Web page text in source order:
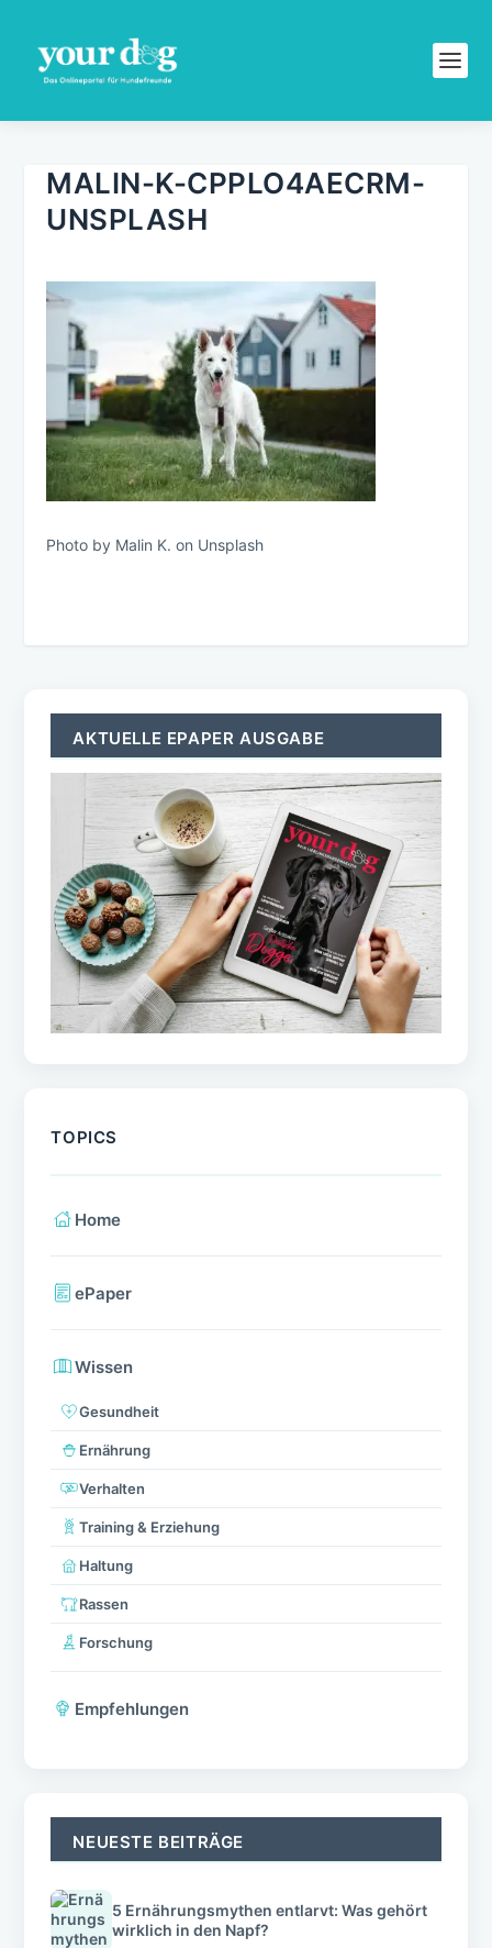
MALIN-K-CPPLO4AECRM-
UNSPLASH
Photo by Malin K. on Unsplash
AKTUELLE EPAPER AUSGABE
TOPICS
Home
ePaper
Wissen
Gesundheit
Ernährung
Verhalten
Training & Erziehung
Haltung
Rassen
Forschung
Empfehlungen
NEUESTE BEITRÄGE
5 Ernährungsmythen entlarvt: Was gehört
wirklich in den Napf?